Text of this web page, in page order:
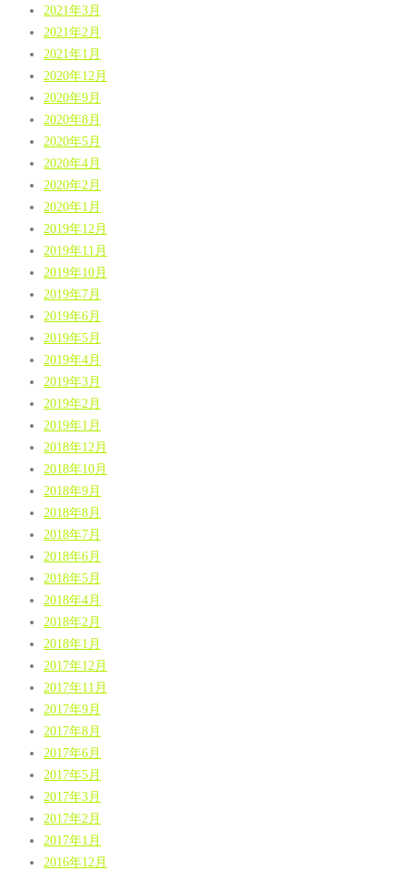
2021年3月
2021年2月
2021年1月
2020年12月
2020年9月
2020年8月
2020年5月
2020年4月
2020年2月
2020年1月
2019年12月
2019年11月
2019年10月
2019年7月
2019年6月
2019年5月
2019年4月
2019年3月
2019年2月
2019年1月
2018年12月
2018年10月
2018年9月
2018年8月
2018年7月
2018年6月
2018年5月
2018年4月
2018年2月
2018年1月
2017年12月
2017年11月
2017年9月
2017年8月
2017年6月
2017年5月
2017年3月
2017年2月
2017年1月
2016年12月